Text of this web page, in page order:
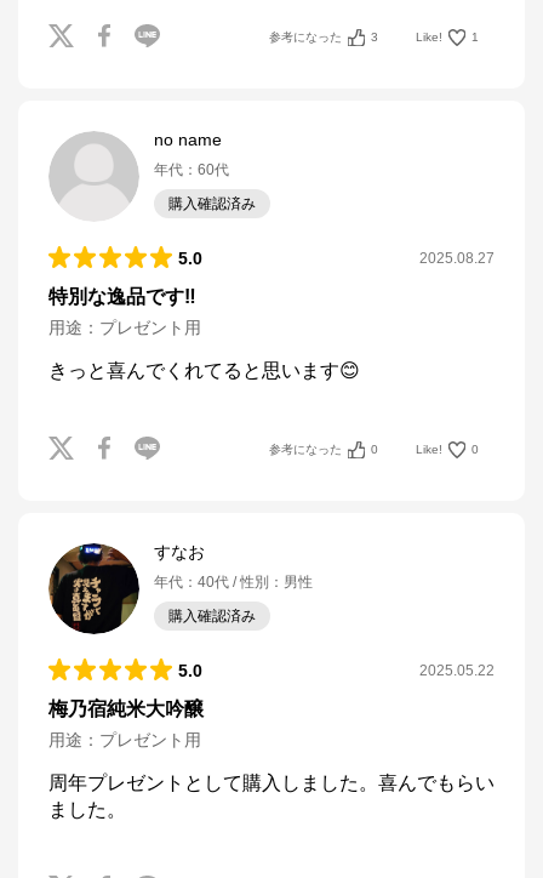
参考になった 3 Like! 1
no name
年代 ： 60代
購入確認済み
5.0 2025.08.27
特別な逸品です‼️
用途 ： プレゼント用
きっと喜んでくれてると思います😊
参考になった 0 Like! 0
すなお
年代 ： 40代 性別 ： 男性
購入確認済み
5.0 2025.05.22
梅乃宿純米大吟醸
用途 ： プレゼント用
周年プレゼントとして購入しました。喜んでもらい
ました。